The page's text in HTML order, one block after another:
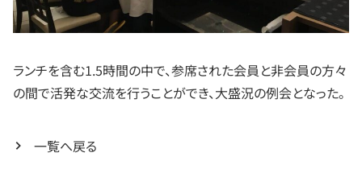
ランチを含む1.5時間の中で、参席された会員と非会員の方々
の間で活発な交流を行うことができ、大盛況の例会となった。
一覧へ戻る